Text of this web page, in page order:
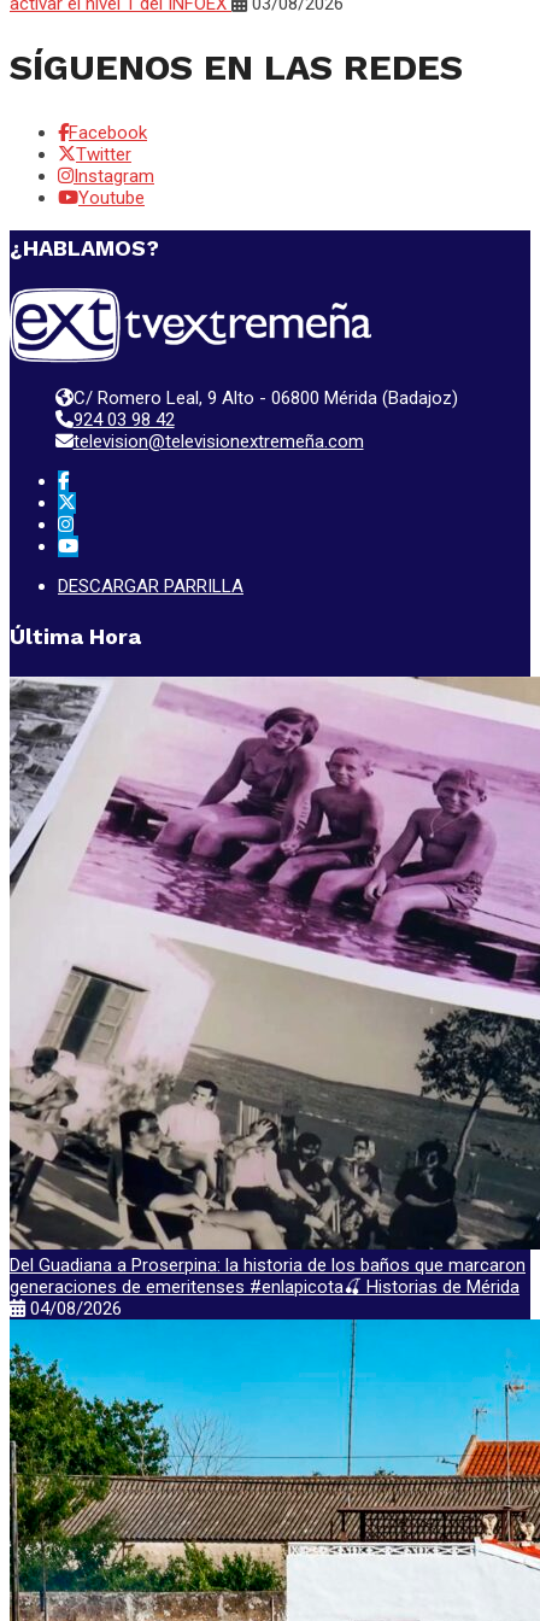
SÍGUENOS EN LAS REDES
Facebook
Twitter
Instagram
Youtube
¿HABLAMOS?
C/ Romero Leal, 9 Alto - 06800 Mérida (Badajoz)
924 03 98 42
television@televisionextremeña.com
DESCARGAR PARRILLA
Última Hora
Del Guadiana a Proserpina: la historia de los baños que marcaron
generaciones de emeritenses #enlapicota🍒 Historias de Mérida
04/08/2026